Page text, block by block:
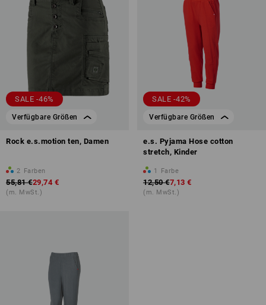
SALE -46%
Verfügbare Größen
Rock e.s.motion ten, Damen
2 Farben
55,81 €29,74 €
(m. MwSt.)
SALE -42%
Verfügbare Größen
e.s. Pyjama Hose cotton
stretch, Kinder
1 Farbe
12,50 €7,13 €
(m. MwSt.)